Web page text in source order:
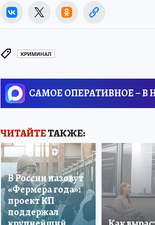
КРИМИНАЛ
САМОЕ ОПЕРАТИВНОЕ – В
ЧИТАЙТЕТАКЖЕ:
В России назовут
«Фермера года»:
проект КП
поддержал